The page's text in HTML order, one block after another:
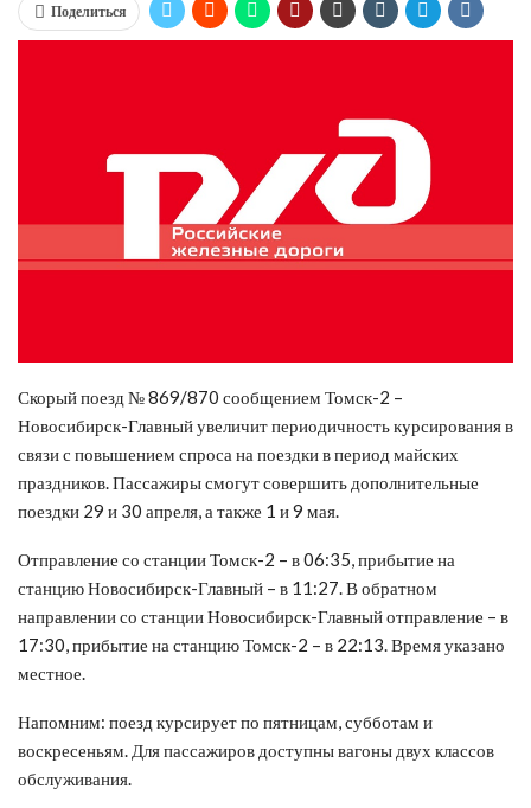
Поделиться
Скорый поезд № 869/870 сообщением Томск-2 –
Новосибирск-Главный увеличит периодичность курсирования в
связи с повышением спроса на поездки в период майских
праздников. Пассажиры смогут совершить дополнительные
поездки 29 и 30 апреля, а также 1 и 9 мая.
Отправление со станции Томск-2 – в 06:35, прибытие на
станцию Новосибирск-Главный – в 11:27. В обратном
направлении со станции Новосибирск-Главный отправление – в
17:30, прибытие на станцию Томск-2 – в 22:13. Время указано
местное.
Напомним: поезд курсирует по пятницам, субботам и
воскресеньям. Для пассажиров доступны вагоны двух классов
обслуживания.